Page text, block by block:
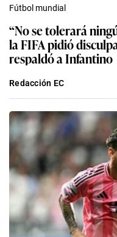
Fútbol mundial
“No se tolerará
la FIFA pidió
respaldó a Infantino
Redacción EC